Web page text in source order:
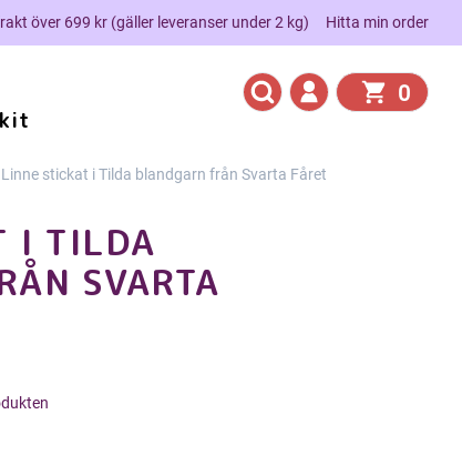
över 699 kr (gäller leveranser under 2 kg) Hitta min order
0
Linne stickat i Tilda blandgarn från Svarta Fåret
I TILDA
SVARTA